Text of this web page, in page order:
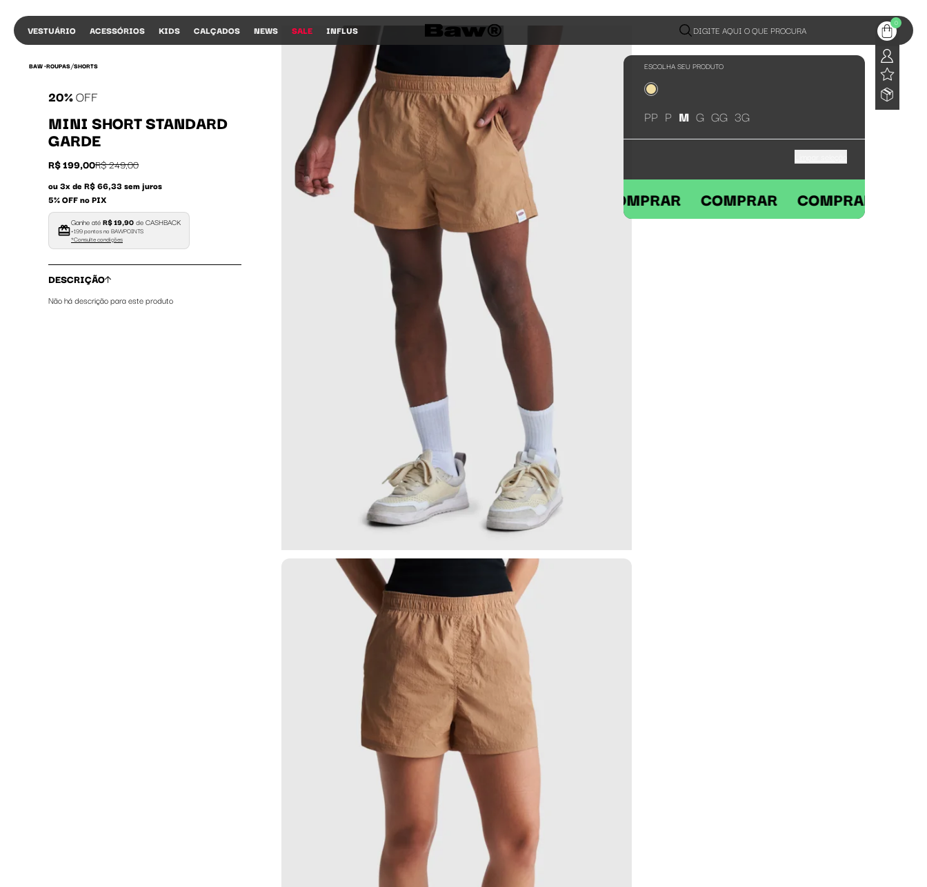
VESTUÁRIO ACESSÓRIOS KIDS CALÇADOS NEWS SALE INFLUS DIGITE AQUI O QUE PROCURA
0
BAW •ROUPAS/SHORTS
20%OFF
MINI SHORT STANDARD
GARDE
R$ 199,00R$ 249,00
ou 3x de R$ 66,33 sem juros
5% OFF no PIX
Ganhe atéR$ 19,90de CASHBACK
+199 pontos no BAWPOINTS
*Consulte condições
DESCRIÇÃO
Não há descrição para este produto
ESCOLHA SEU PRODUTO
PP P M G GG 3G
COMPRAR COMPRAR COMPRAR COMPRAR COMPRAR COMPRAR COMPRAR